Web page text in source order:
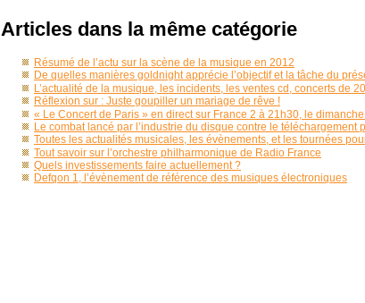
Articles dans la même catégorie
Résumé de l’actu sur la scène de la musique en 2012
De quelles manières goldnight apprécie l’objectif et la tâche du
L’actualité de la musique, les incidents, les ventes cd, concerts de
Réflexion sur : Juste goupiller un mariage de rêve !
« Le Concert de Paris » en direct sur France 2 à 21h30, le
Le combat lancé par l’industrie du disque contre le téléchargement
Toutes les actualités musicales, les évènements, et les tournées
Tout savoir sur l’orchestre philharmonique de Radio France
Quels investissements faire actuellement ?
Defqon 1, l’évènement de référence des musiques électroniques